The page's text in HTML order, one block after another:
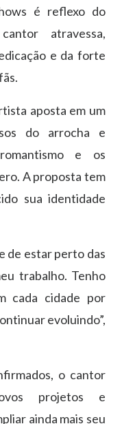
é reflexo do
atravessa,
e da forte
aposta em um
do arrocha e
e os
A proposta tem
sua identidade
de estar perto das
trabalho. Tenho
cada cidade por
evoluindo”,
o cantor
projetos e
ainda mais seu